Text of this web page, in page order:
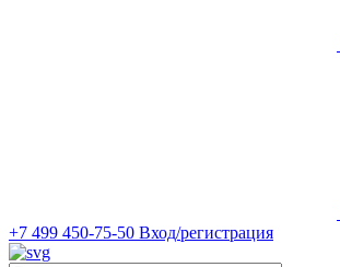
+7 499 450-75-50 Вход/регистрация